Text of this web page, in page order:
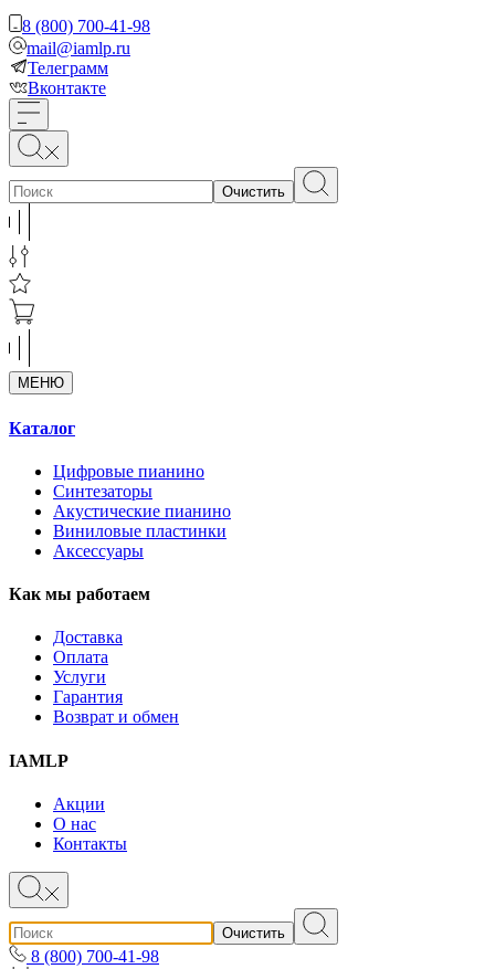
8 (800) 700-41-98
mail@iamlp.ru
Телеграмм
Вконтакте
Очистить
МЕНЮ
Каталог
Цифровые пианино
Синтезаторы
Акустические пианино
Виниловые пластинки
Аксессуары
Как мы работаем
Доставка
Оплата
Услуги
Гарантия
Возврат и обмен
IAMLP
Акции
О нас
Контакты
Очистить
8 (800) 700-41-98